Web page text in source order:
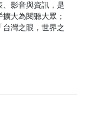
影音與資訊，是
大為閱聽大眾；
灣之眼，世界之